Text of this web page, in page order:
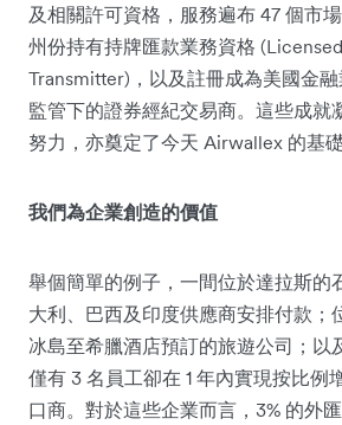
及相關許可資格，服務遍布 47 個市
州份持有持牌匯款業務資格
Transmitter)，以及註冊成為美國金
監管下的證券經紀交易商。這些成就
努力，亦奠定了今天 Airwallex 的基礎
我們為企業創造的價值
舉個簡單的例子，一間位於達拉斯的
大利、巴西及印度供應商安排付款；
冰島至希臘酒店預訂的旅遊公司；以
僅有 3 名員工卻在 1 年內實現按比例
口商。對於這些企業而言，3% 的外